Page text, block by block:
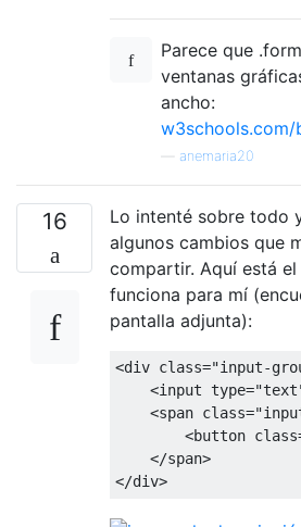
Parece que
ventanas
ancho:
anemaria20
16
Lo intenté sobre todo
algunos cambios que
compartir. Aquí está
funciona para mí
pantalla adjunta):
<div class="input-
<input type=
<span class=
<button class
</span>
</div>